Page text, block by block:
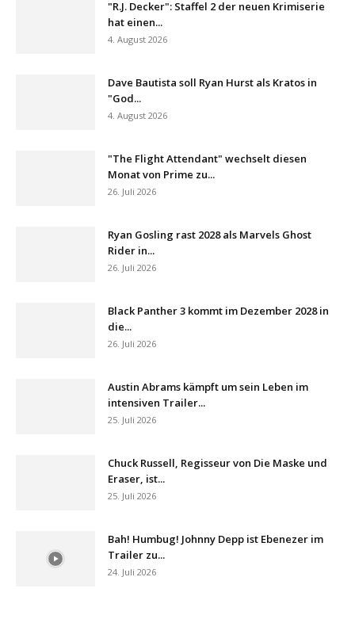
"R.J. Decker": Staffel 2 der neuen Krimiserie
hat einen...
4. August 2026
Dave Bautista soll Ryan Hurst als Kratos in
"God...
4. August 2026
"The Flight Attendant" wechselt diesen
Monat von Prime zu...
26. Juli 2026
Ryan Gosling rast 2028 als Marvels Ghost
Rider in...
26. Juli 2026
Black Panther 3 kommt im Dezember 2028 in
die...
26. Juli 2026
Austin Abrams kämpft um sein Leben im
intensiven Trailer...
25. Juli 2026
Chuck Russell, Regisseur von Die Maske und
Eraser, ist...
25. Juli 2026
Bah! Humbug! Johnny Depp ist Ebenezer im
Trailer zu...
24. Juli 2026